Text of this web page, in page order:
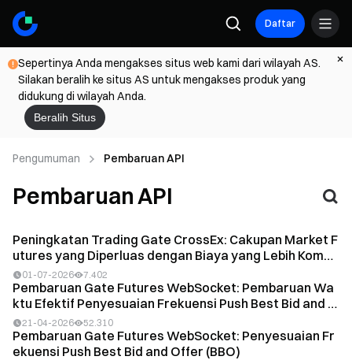
Daftar
Sepertinya Anda mengakses situs web kami dari wilayah AS.
Silakan beralih ke situs AS untuk mengakses produk yang
didukung di wilayah Anda.
Beralih Situs
Pengumuman Pembaruan API
Pembaruan API
Peningkatan Trading Gate CrossEx: Cakupan Market F
utures yang Diperluas dengan Biaya yang Lebih Kom
p...01-07-2026 7.402
Pembaruan Gate Futures WebSocket: Pembaruan Wa
ktu Efektif Penyesuaian Frekuensi Push Best Bid and O
f...21-04-2026 52.310
Pembaruan Gate Futures WebSocket: Penyesuaian Fr
ekuensi Push Best Bid and Offer (BBO)